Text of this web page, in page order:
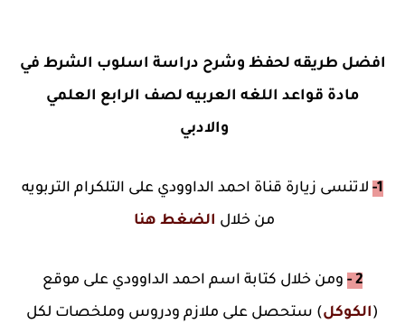
افضل طريقه لحفظ وشرح دراسة اسلوب الشرط في
مادة قواعد اللغه العربيه لصف الرابع العلمي
والادبي
1- لاتنسى زيارة قناة احمد الداوودي على التلكرام التربويه
من خلال الضغط هنا
2 -
ومن خلال كتابة اسم احمد الداوودي على موقع
(الكوكل) ستحصل على ملازم ودروس وملخصات لكل